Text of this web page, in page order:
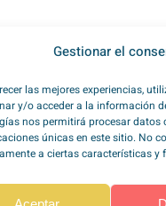
Gestionar el
las mejores experiencias,
y/o acceder a la información
nos permitirá procesar
únicas en este sitio. No
a ciertas características y